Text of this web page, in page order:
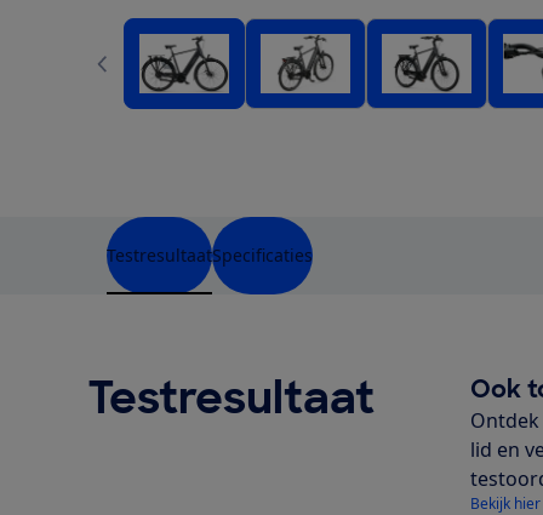
TestresultaatSpecificaties
Testresultaat Ook
lid en
Bekijk